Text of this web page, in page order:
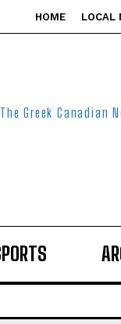
HOME LOCAL
Greek Canadian